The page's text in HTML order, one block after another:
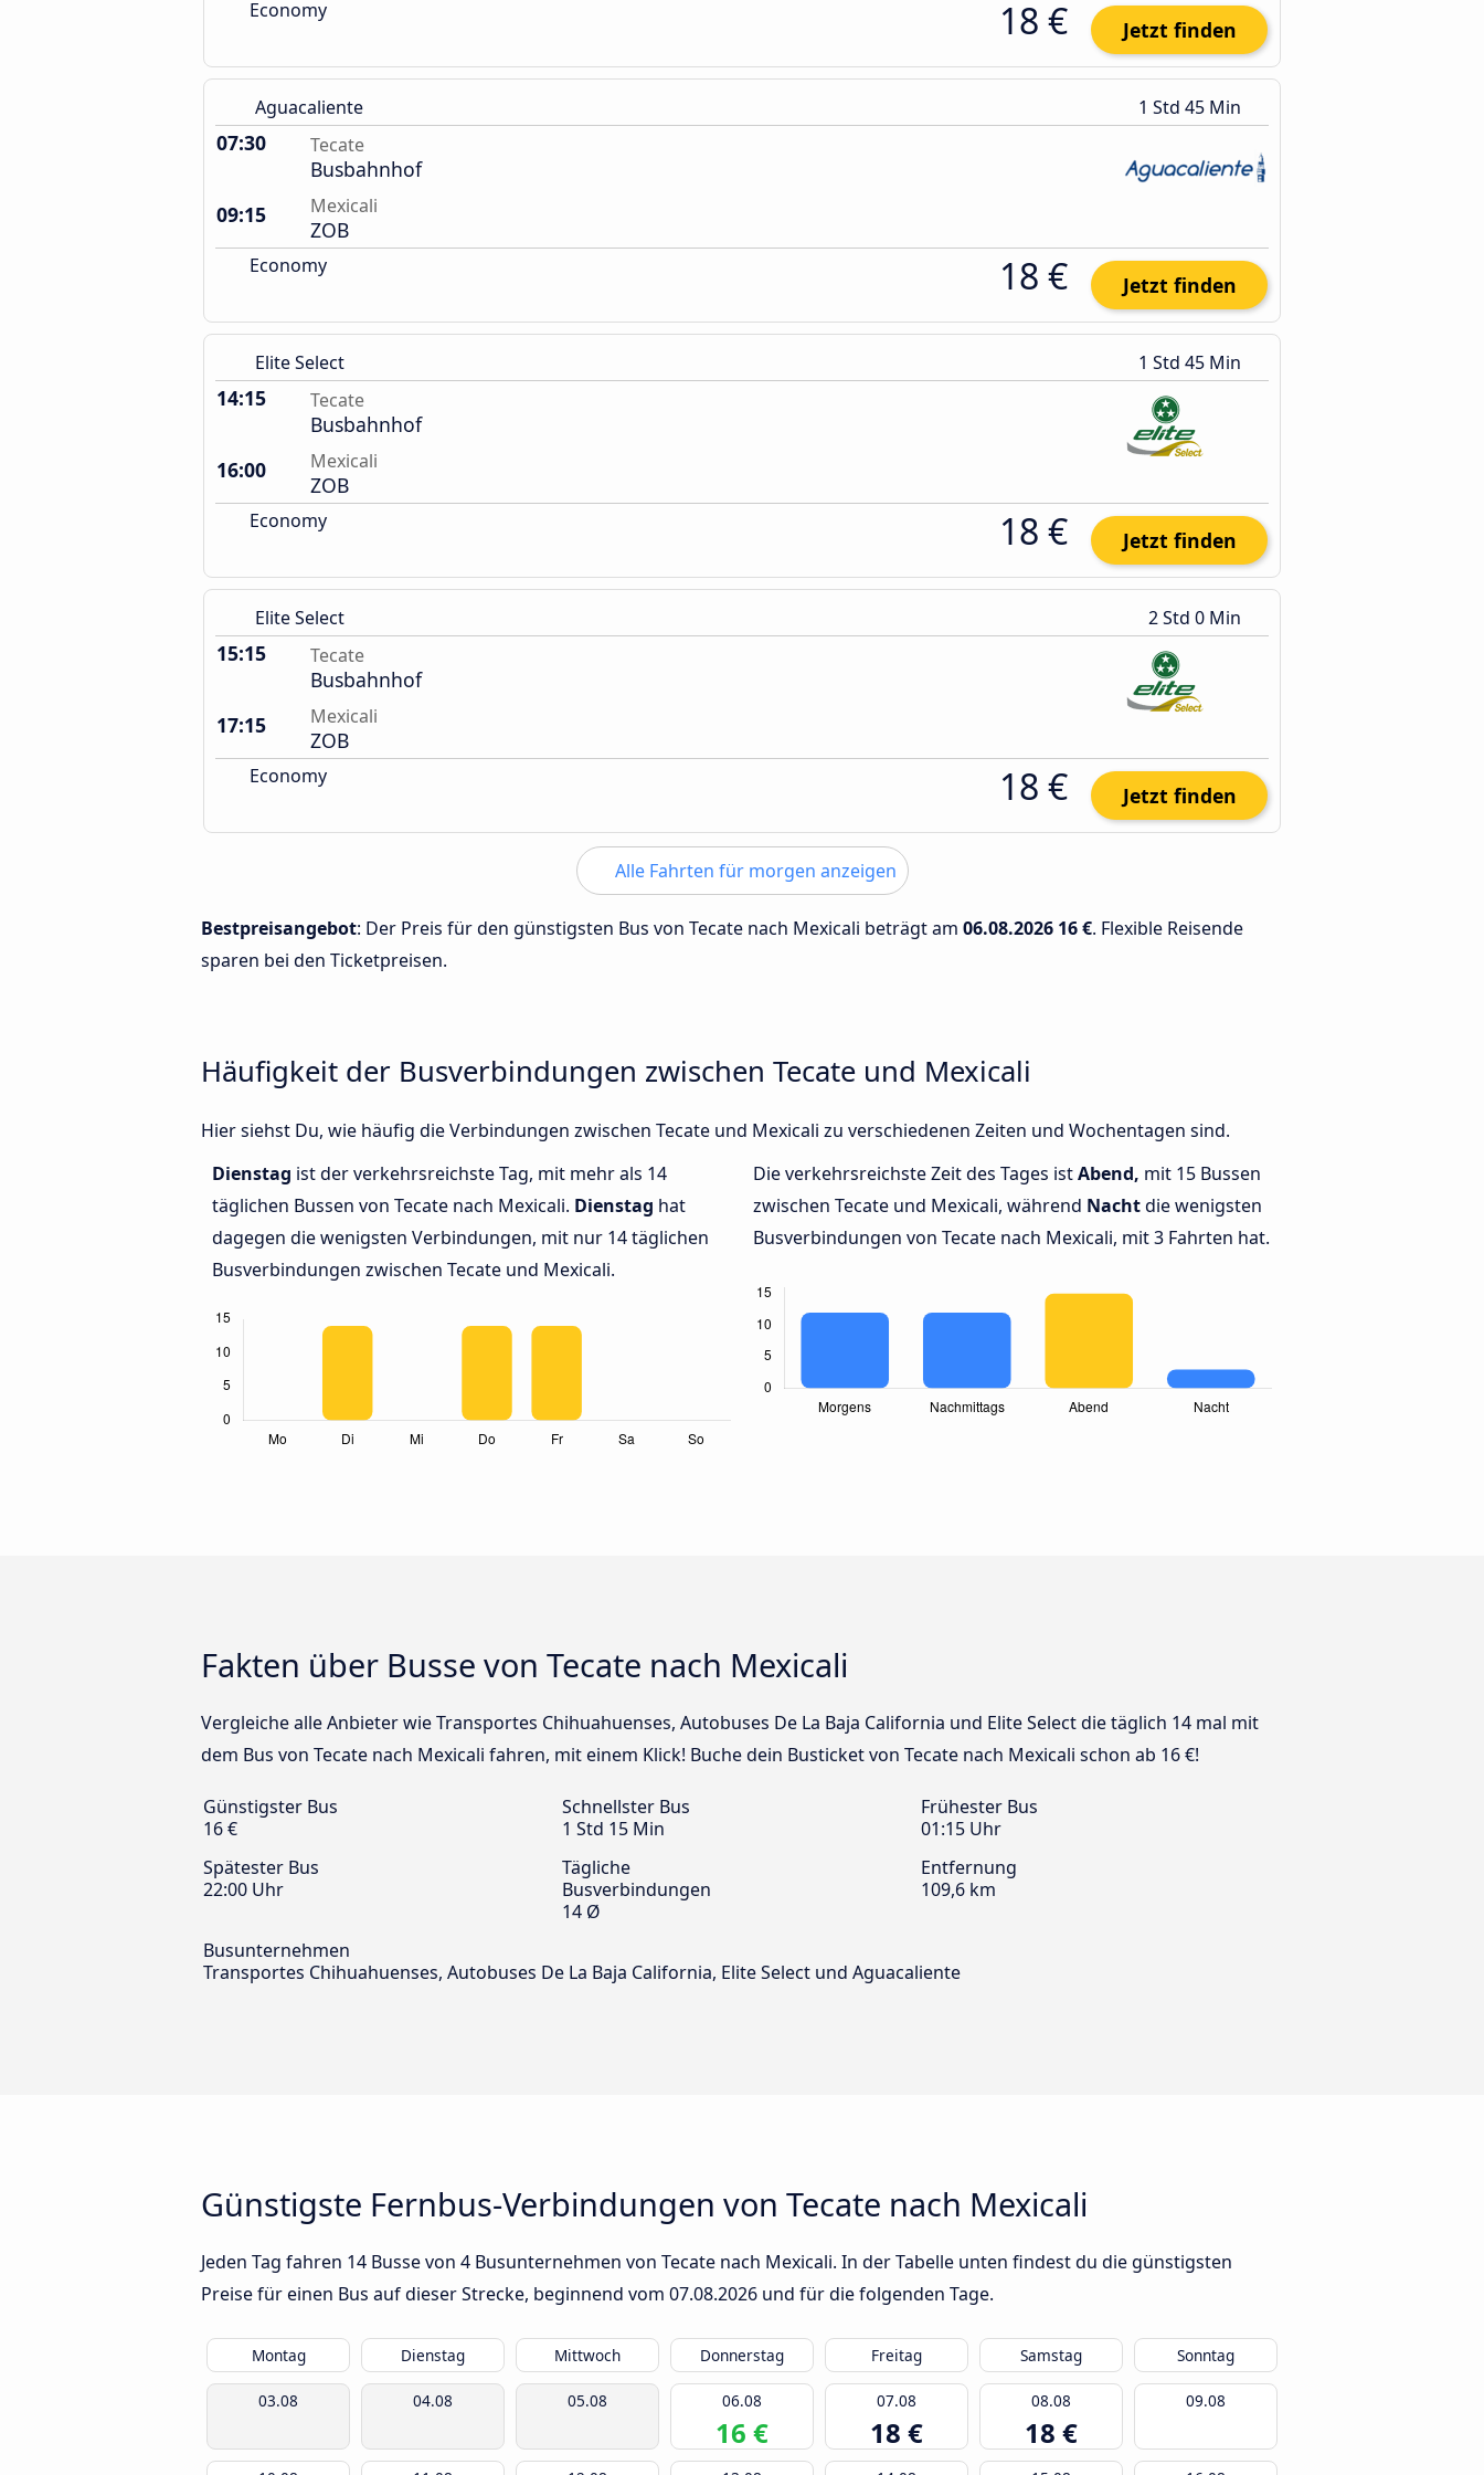
Economy 18 € Jetzt finden
Aguacaliente 1 Std 45 Min
07:30 Tecate
Busbahnhof
09:15
Mexicali
ZOB
Economy 18 € Jetzt finden
Elite Select 1 Std 45 Min
14:15 Tecate
Busbahnhof
16:00
Mexicali
ZOB
Economy 18 € Jetzt finden
Elite Select 2 Std 0 Min
15:15 Tecate
Busbahnhof
17:15
Mexicali
ZOB
Economy 18 € Jetzt finden
Alle Fahrten für morgen anzeigen
Bestpreisangebot: Der Preis für den günstigsten Bus von Tecate nach Mexicali beträgt am 06.08.2026 16 €. Flexible Reisende
sparen bei den Ticketpreisen.
Häufigkeit der Busverbindungen zwischen Tecate und Mexicali
Hier siehst Du, wie häufig die Verbindungen zwischen Tecate und Mexicali zu verschiedenen Zeiten und Wochentagen sind.
Dienstag ist der verkehrsreichste Tag, mit mehr als 14
täglichen Bussen von Tecate nach Mexicali. Dienstag hat
dagegen die wenigsten Verbindungen, mit nur 14 täglichen
Busverbindungen zwischen Tecate und Mexicali.
Die verkehrsreichste Zeit des Tages istAbend, mit 15 Bussen
zwischen Tecate und Mexicali, während Nachtdie wenigsten
Busverbindungen von Tecate nach Mexicali, mit 3 Fahrten hat.
Fakten über Busse von Tecate nach Mexicali
Vergleiche alle Anbieter wie Transportes Chihuahuenses, Autobuses De La Baja California und Elite Select die täglich 14 mal mit
dem Bus von Tecate nach Mexicali fahren, mit einem Klick! Buche dein Busticket von Tecate nach Mexicali schon ab 16 €!
Günstigster Bus
16 €
Schnellster Bus
1 Std 15 Min
Frühester Bus
01:15 Uhr
Spätester Bus
22:00 Uhr
Tägliche
Busverbindungen
14 Ø
Entfernung
109,6 km
Busunternehmen
Transportes Chihuahuenses, Autobuses De La Baja California, Elite Select und Aguacaliente
Günstigste Fernbus-Verbindungen von Tecate nach Mexicali
Jeden Tag fahren 14 Busse von 4 Busunternehmen von Tecate nach Mexicali. In der Tabelle unten findest du die günstigsten
Preise für einen Bus auf dieser Strecke, beginnend vom 07.08.2026 und für die folgenden Tage.
Montag Dienstag Mittwoch Donnerstag Freitag Samstag Sonntag
03.08 04.08 05.08 06.08
16 €
07.08
18 €
08.08
18 €
09.08